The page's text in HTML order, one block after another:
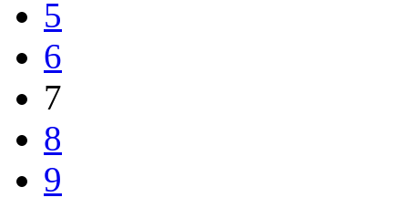
5
6
7
8
9